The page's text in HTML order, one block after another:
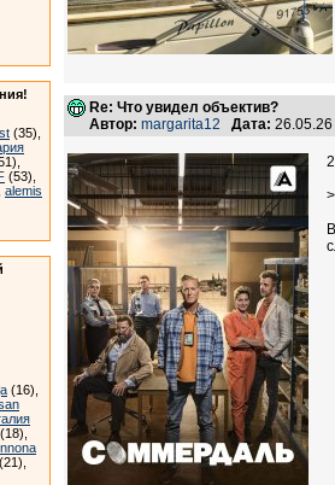
(35),
(53),
alemis
(16),
(18),
(21),
Re: Что увидел объектив?
Автор: margarita12 Дата: